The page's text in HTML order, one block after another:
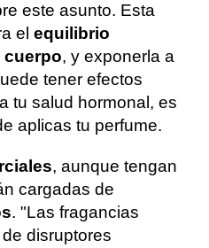
este asunto. Esta
el equilibrio
cuerpo, y exponerla a
tener efectos
tu salud hormonal, es
aplicas tu perfume.
, aunque tengan
cargadas de
. "Las fragancias
disruptores